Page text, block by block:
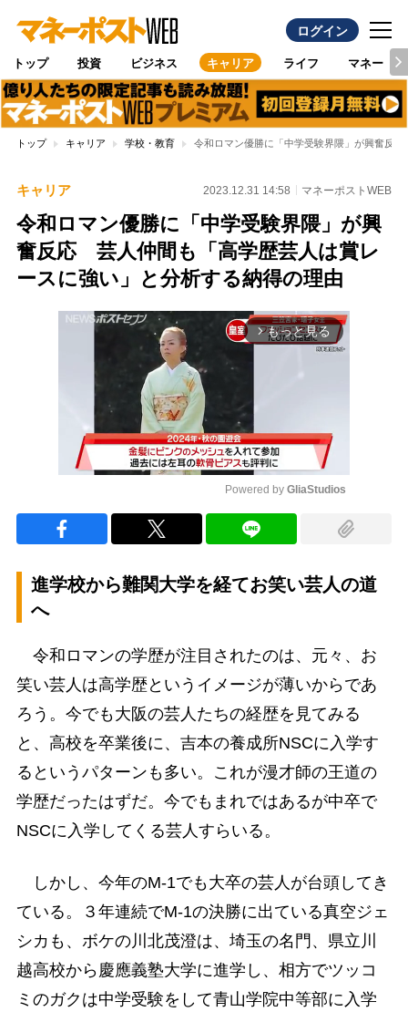
ログイン
トップ 投資 ビジネス キャリア ライフ マネー
トップ キャリア 学校・教育 令和ロマン優勝に「中学受験界隈」が興奮反
キャリア 2023.12.31 14:58 マネーポストWEB
令和ロマン優勝に「中学受験界隈」が興
奮反応 芸人仲間も「高学歴芸人は賞レ
ースに強い」と分析する納得の理由
arrow_forward_ios もっと見る
Powered by GliaStudios
進学校から難関大学を経てお笑い芸人の道
へ
令和ロマンの学歴が注目されたのは、元々、お
笑い芸人は高学歴というイメージが薄いからであ
ろう。今でも大阪の芸人たちの経歴を見てみる
と、高校を卒業後に、吉本の養成所NSCに入学す
るというパターンも多い。これが漫才師の王道の
学歴だったはずだ。今でもまれではあるが中卒で
NSCに入学してくる芸人すらいる。
しかし、今年のM-1でも大卒の芸人が台頭してき
ている。３年連続でM-1の決勝に出ている真空ジェ
シカも、ボケの川北茂澄は、埼玉の名門、県立川
越高校から慶應義塾大学に進学し、相方でツッコ
ミのガクは中学受験をして青山学院中等部に入学